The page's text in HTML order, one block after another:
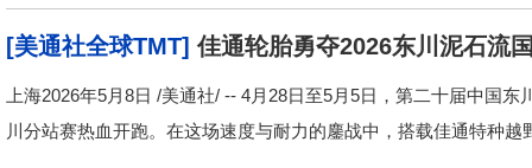
[美通社全球TMT] 佳通轮胎勇夺2026东川泥石流
上海2026年5月8日 /美通社/ -- 4月28日至5月5日，第二十届中国
川分站赛热血开跑。在这场速度与耐力的鏖战中，搭载佳通特种越